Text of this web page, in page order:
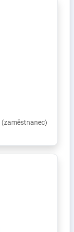
(zaměstnanec)